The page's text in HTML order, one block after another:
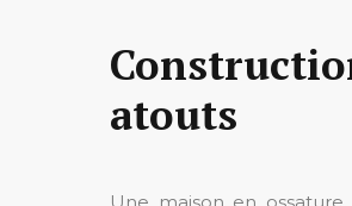
atouts